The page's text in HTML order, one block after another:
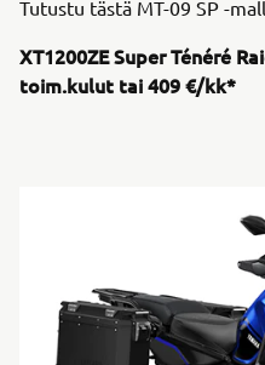
Tutustu tästä MT-09 SP -
XT1200ZE Super Ténéré
toim.kulut tai 409 €/kk*